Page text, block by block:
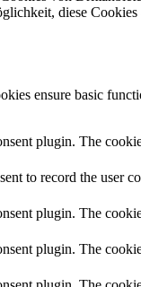
diese
ensure basic
plugin. The
to record the user
plugin. The
plugin. The